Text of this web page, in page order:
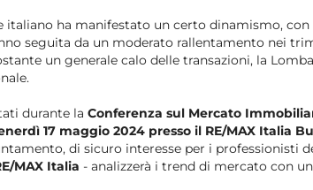
italiano ha manifestato un certo dinamismo, con
seguita da un moderato rallentamento nei
un generale calo delle transazioni, la
durante la Conferenza sul Mercato
17 maggio 2024 presso il RE/MAX Italia
di sicuro interesse per i professionisti
MAX Italia - analizzerà i trend di mercato con